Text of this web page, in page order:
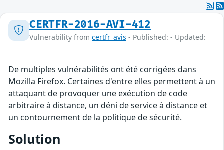
CERTFR-2016-AVI-412
Vulnerability from certfr_avis - Published: - Updated:
De multiples vulnérabilités ont été corrigées dans
Mozilla Firefox. Certaines d'entre elles permettent à un
attaquant de provoquer une exécution de code
arbitraire à distance, un déni de service à distance et
un contournement de la politique de sécurité.
Solution